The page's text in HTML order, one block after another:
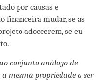
por causas e
financeira mudar, se as
adoecerem, se eu
conjunto análogo de
a mesma propriedade a ser